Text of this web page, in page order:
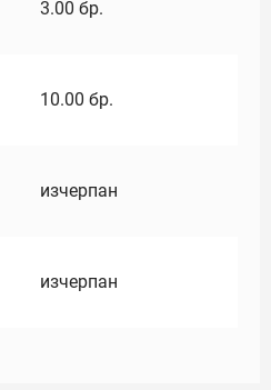
3.00 бр.
10.00 бр.
изчерпан
изчерпан